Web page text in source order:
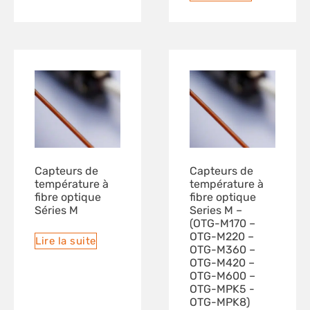
Capteurs de
température à
fibre optique
Séries M
Lire la suite
Capteurs de
température à
fibre optique
Series M –
(OTG-M170 –
OTG-M220 –
OTG-M360 –
OTG-M420 –
OTG-M600 –
OTG-MPK5 -
OTG-MPK8)